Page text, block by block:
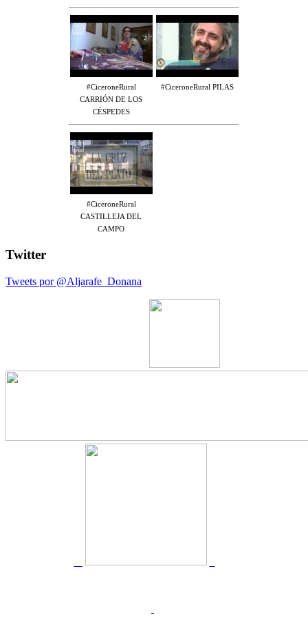
#CiceroneRural
CARRIÓN DE LOS
CÉSPEDES
#CiceroneRural PILAS
#CiceroneRural
CASTILLEJA DEL
CAMPO
Twitter
Tweets por @Aljarafe_Donana